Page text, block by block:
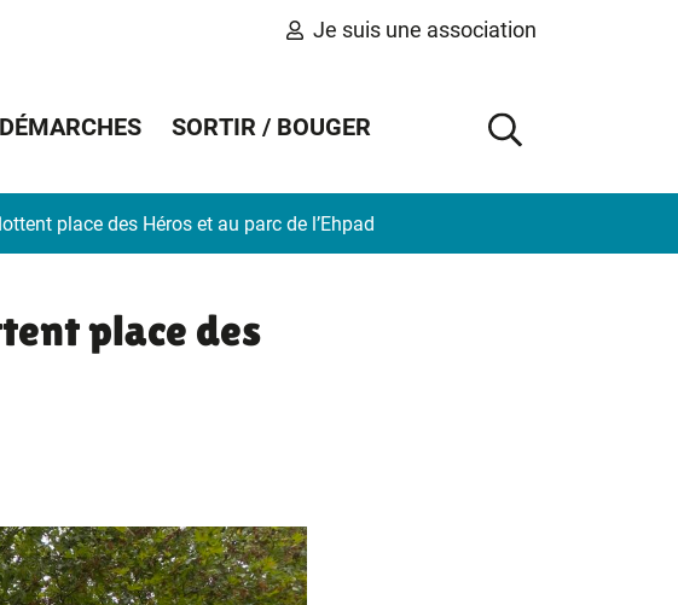
Je suis une association
SORTIR / BOUGER
AFFICHER
place des Héros et au parc de l’Ehpad
place des